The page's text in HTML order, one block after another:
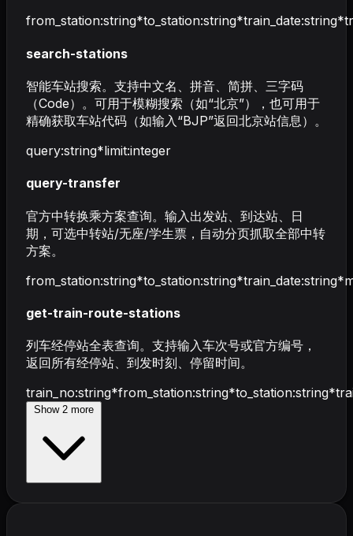
from_station:string*to_station:string*train_date:string*
search-stations
智能车站搜索。支持中文名、拼音、简拼、三字码
（Code）。可用于模糊搜索（如“北京”），也可用于
精确获取车站代码（如输入“BJP”返回北京站信息）。
query:string*limit:integer
query-transfer
官方中转换乘方案查询。输入出发站、到达站、日
期，可选中转站/无座/学生票，自动分页抓取全部中转
方案。
from_station:string*to_station:string*train_date:string*
get-train-route-stations
列车经停站全表查询。支持输入车次号或官方编号，
返回所有经停站、到发时刻、停留时间。
train_no:string*from_station:string*to_station:string*
Show 2